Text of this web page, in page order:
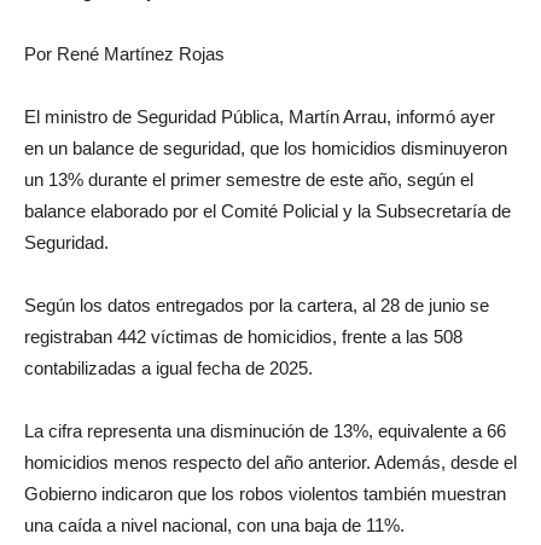
Por René Martínez Rojas
El ministro de Seguridad Pública, Martín Arrau, informó ayer
en un balance de seguridad, que los homicidios disminuyeron
un 13% durante el primer semestre de este año, según el
balance elaborado por el Comité Policial y la Subsecretaría de
Seguridad.
Según los datos entregados por la cartera, al 28 de junio se
registraban 442 víctimas de homicidios, frente a las 508
contabilizadas a igual fecha de 2025.
La cifra representa una disminución de 13%, equivalente a 66
homicidios menos respecto del año anterior. Además, desde el
Gobierno indicaron que los robos violentos también muestran
una caída a nivel nacional, con una baja de 11%.